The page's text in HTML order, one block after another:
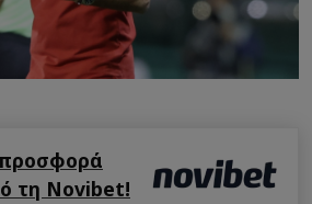
τη Novibet!